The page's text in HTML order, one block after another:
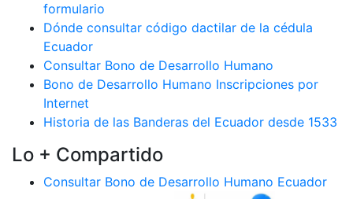
formulario
Dónde consultar código dactilar de la cédula
Ecuador
Consultar Bono de Desarrollo Humano
Bono de Desarrollo Humano Inscripciones por
Internet
Historia de las Banderas del Ecuador desde 1533
Lo + Compartido
Consultar Bono de Desarrollo Humano Ecuador